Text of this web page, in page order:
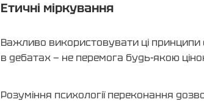
Етичні міркування
Важливо використовувати ці принципи
в дебатах — не перемога будь-якою
Розуміння психології переконання